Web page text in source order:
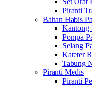
Set Urat
Piranti
Bahan Habis
Kantong
Pompa
Selang
Kateter
Tabung
Piranti Medis
Piranti